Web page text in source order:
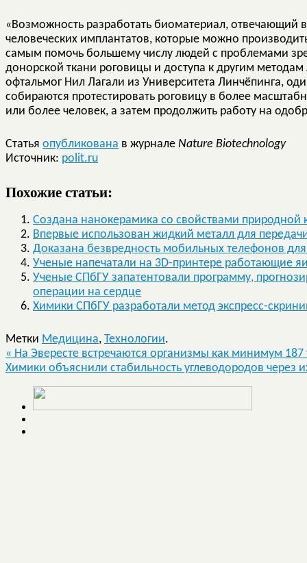
«Возможность разработать биоматериал, отвечающий
человеческих имплантатов, которые можно
самым помочь большему числу людей с проблемами
донорской ткани роговицы и доступа к другим
офтальмог Нил Лагали из Университета Линчёпинга,
собираются протестировать роговицу в более
или более человек, а затем продолжить работу на
Статья опубликована в журнале Nature Biotechnology
Источник: polit.ru
Похожие статьи:
Создана нанокерамика со свойствами природной
Впервые использован жидкий металл для
Доказана безвредность мобильных телефонов
Ученые напечатали на 3D-принтере работающие
Ученые СПбГУ запатентовали программу,
операции на сердце
Химики СПбГУ разработали метод экспресс-
Метки Медицина, Технологии.
« На Эвересте встречаются организмы как минимум 187
Химики объяснили стабильность углеводородов через